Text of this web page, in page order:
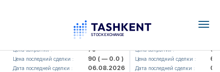
HMKB (<Hamkorbank> ATB)
Цена закрытия : 79
Цена последний сделки : 90 ( — 0.0 )
Дата последней сделки : 06.08.2026
Цена закрытия :
Цена последний сделки :
Дата последней сделки :